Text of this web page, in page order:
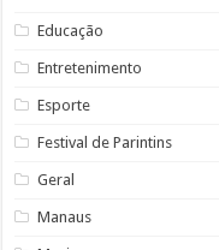
Educação
Entretenimento
Esporte
Festival de Parintins
Geral
Manaus